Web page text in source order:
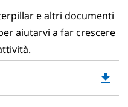
e altri documenti
aiutarvi a far crescere
file_download